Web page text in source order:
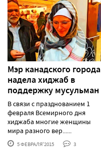
Мэр канадского города
надела хиджаб в
поддержку мусульман
В связи с празднованием 1
февраля Всемирного дня
хиджаба многие женщины
мира разного вер......
5 ФЕВРАЛЯ'2015 3